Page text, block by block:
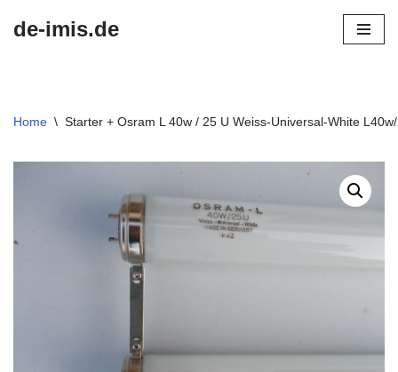
de-imis.de
Home \ Starter + Osram L 40w / 25 U Weiss-Universal-White